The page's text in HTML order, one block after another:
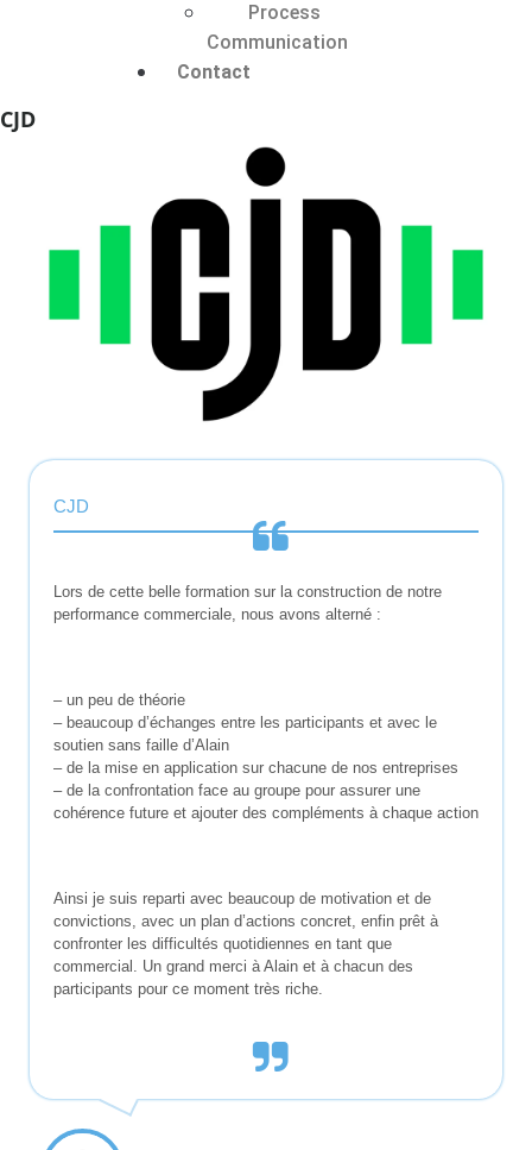
Process
Communication
Contact
CJD
CJD
Lors de cette belle formation sur la construction de notre
performance commerciale, nous avons alterné :
– un peu de théorie
– beaucoup d’échanges entre les participants et avec le
soutien sans faille d’Alain
– de la mise en application sur chacune de nos entreprises
– de la confrontation face au groupe pour assurer une
cohérence future et ajouter des compléments à chaque action
Ainsi je suis reparti avec beaucoup de motivation et de
convictions, avec un plan d’actions concret, enfin prêt à
confronter les difficultés quotidiennes en tant que
commercial. Un grand merci à Alain et à chacun des
participants pour ce moment très riche.